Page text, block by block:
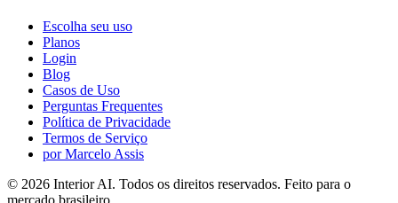
Escolha seu uso
Planos
Login
Blog
Casos de Uso
Perguntas Frequentes
Política de Privacidade
Termos de Serviço
por Marcelo Assis
© 2026 Interior AI. Todos os direitos reservados. Feito para o
mercado brasileiro